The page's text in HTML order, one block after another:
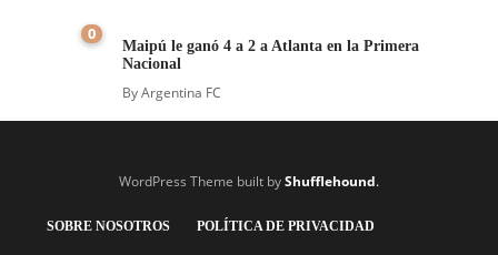
0
Maipú le ganó 4 a 2 a Atlanta en la Primera
Nacional
ByArgentina FC
WordPress Theme built byShufflehound.
SOBRE NOSOTROS POLÍTICA DE PRIVACIDAD